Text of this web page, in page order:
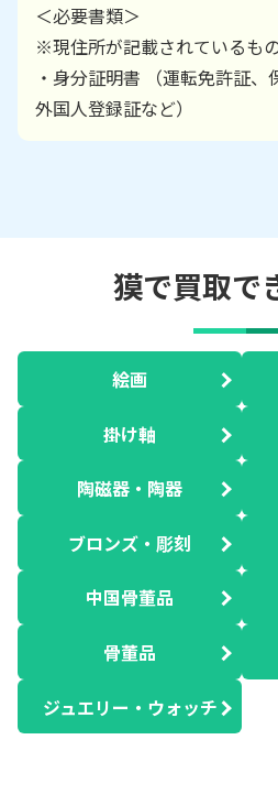
＜必要書類＞
※現住所が記載されているもの
・身分証明書 （運転免許証、
外国人登録証など）
獏で買取で
絵画
掛け軸
陶磁器・陶器
ブロンズ・彫刻
中国骨董品
骨董品
ジュエリー・ウォッチ